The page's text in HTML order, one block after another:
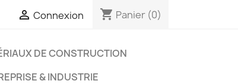
 Connexion shopping_cart Panier (0)
DE CONSTRUCTION
& INDUSTRIE